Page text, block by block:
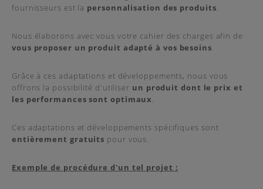
fournisseurs est la personnalisation des produits.
Nous élaborons avec vous votre cahier des charges afin de
vous proposer un produit adapté à vos besoins.
Grâce à ces adaptations et développements, nous vous
offrons la possibilité d'utiliser un produit dont le prix et
les performances sont optimaux.
Ces adaptations et développements spécifiques sont
entièrement gratuits pour vous.
Exemple de procédure d'un tel projet :